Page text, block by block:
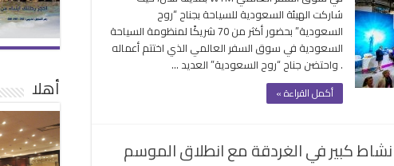
مشاركته
الناجحة
في
معرض
سوق
مغلقة
شاركت الهيئة السعودية للسياحة بجناح “روح
السعودية” بحضور أكثر من 70 شريكًا لمنظومة السياحة
السعودية في سوق السفر العالمي الذي اختتم أعماله
. واحتضن جناح “روح السعودية” العديد …
أكمل القراءة »
كبير في الغردقة مع انطلاق الموسم
أهلا